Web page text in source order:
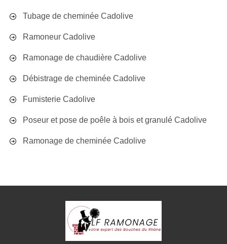
Tubage de cheminée Cadolive
Ramoneur Cadolive
Ramonage de chaudière Cadolive
Débistrage de cheminée Cadolive
Fumisterie Cadolive
Poseur et pose de poêle à bois et granulé Cadolive
Ramonage de cheminée Cadolive